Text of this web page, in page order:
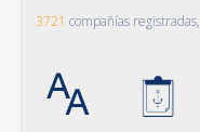
3721 compañías registradas,